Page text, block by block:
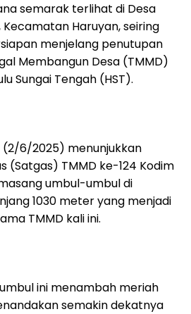
semarak terlihat di Desa
Kecamatan Haruyan, seiring
menjelang penutupan
Membangun Desa (TMMD)
Sungai Tengah (HST).
(2/6/2025) menunjukkan
(Satgas) TMMD ke-124 Kodim
umbul-umbul di
1030 meter yang menjadi
TMMD kali ini.
ini menambah meriah
semakin dekatnya